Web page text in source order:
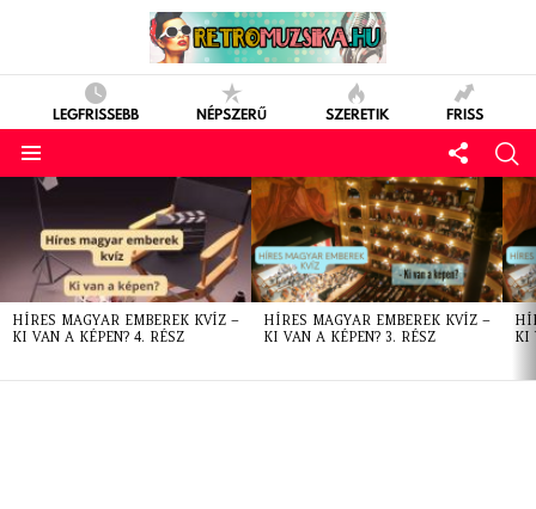
LEGFRISSEBB NÉPSZERŰ SZERETIK FRISS
LATEST
STORIES
HÍRES MAGYAR EMBEREK KVÍZ –
KI VAN A KÉPEN? 4. RÉSZ
HÍRES MAGYAR EMBEREK KVÍZ –
KI VAN A KÉPEN? 3. RÉSZ
KI